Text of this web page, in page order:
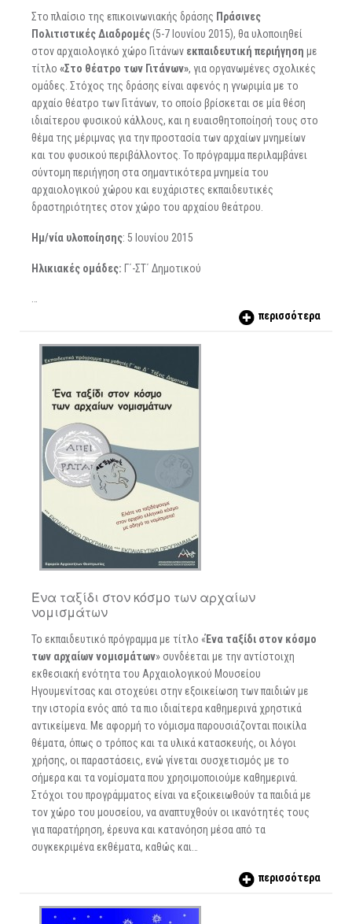
Στο πλαίσιο της επικοινωνιακής δράσης Πράσινες
Πολιτιστικές Διαδρομές(5-7 Ιουνίου 2015), θα υλοποιηθεί
στον αρχαιολογικό χώρο Γιτάνων εκπαιδευτική περιήγηση με
τίτλο «Στο θέατρο των Γιτάνων», για οργανωμένες σχολικές
ομάδες. Στόχος της δράσης είναι αφενός η γνωριμία με το
αρχαίο θέατρο των Γιτάνων, το οποίο βρίσκεται σε μία θέση
ιδιαίτερου φυσικού κάλλους, και η ευαισθητοποίησή τους στο
θέμα της μέριμνας για την προστασία των αρχαίων μνημείων
και του φυσικού περιβάλλοντος. Το πρόγραμμα περιλαμβάνει
σύντομη περιήγηση στα σημαντικότερα μνημεία του
αρχαιολογικού χώρου και ευχάριστες εκπαιδευτικές
δραστηριότητες στον χώρο του αρχαίου θεάτρου.
Ημ/νία υλοποίησης: 5 Ιουνίου 2015
Ηλικιακές ομάδες: Γ΄-ΣΤ΄ Δημοτικού
περισσότερα
Ένα ταξίδι στον κόσμο των αρχαίων
νομισμάτων
Το εκπαιδευτικό πρόγραμμα με τίτλο «Ένα ταξίδι στον κόσμο
των αρχαίων νομισμάτων» συνδέεται με την αντίστοιχη
εκθεσιακή ενότητα του Αρχαιολογικού Μουσείου
Ηγουμενίτσας και στοχεύει στην εξοικείωση των παιδιών με
την ιστορία ενός από τα πιο ιδιαίτερα καθημερινά χρηστικά
αντικείμενα. Με αφορμή το νόμισμα παρουσιάζονται ποικίλα
θέματα, όπως ο τρόπος και τα υλικά κατασκευής, οι λόγοι
χρήσης, οι παραστάσεις, ενώ γίνεται συσχετισμός με το
σήμερα και τα νομίσματα που χρησιμοποιούμε καθημερινά.
Στόχοι του προγράμματος είναι να εξοικειωθούν τα παιδιά με
τον χώρο του μουσείου, να αναπτυχθούν οι ικανότητές τους
για παρατήρηση, έρευνα και κατανόηση μέσα από τα
συγκεκριμένα εκθέματα, καθώς και…
περισσότερα